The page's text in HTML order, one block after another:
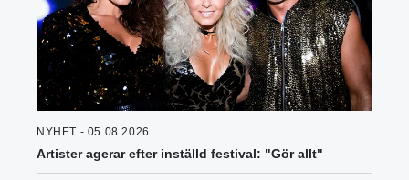
NYHET - 05.08.2026
Artister agerar efter inställd festival: "Gör allt"